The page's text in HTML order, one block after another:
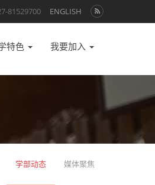
81529700 ENGLISH
特色 我要加入
学部动态 媒体聚焦